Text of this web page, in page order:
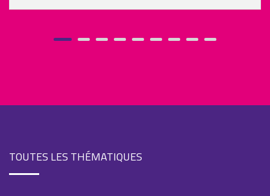
TOUTES LES THÉMATIQUES